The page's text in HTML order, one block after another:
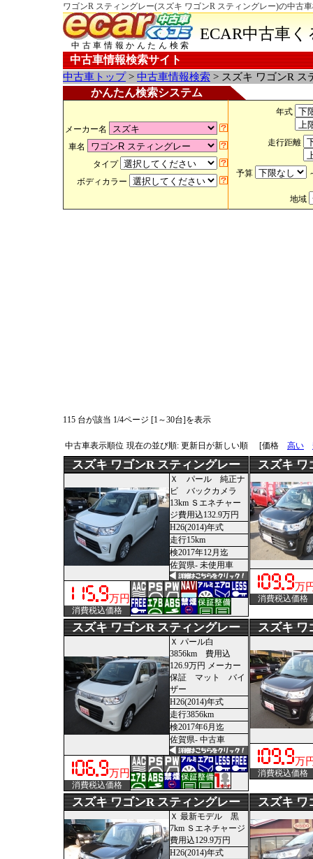
ワゴンR スティングレー(スズキ ワゴンR スティングレー)の中古
中古車情報かんたん検索
ECAR中古車
中古車情報検索サイト
中古車トップ> 中古車情報検索 > スズキ ワゴンR ス
かんたん検索システム
メーカー名
車名
タイプ
ボディカラー
年式
走行距離
予算
地域
115 台が該当 1/4ページ [1～30台]を表示
中古車表示順位 現在の並び順: 更新日が新しい順 [価格 高い
スズキ ワゴンR スティングレー
Ｘ パール 純正ナ
ビ バックカメラ
13km Ｓエネチャー
ジ費用込132.9万円
H26(2014)年式
走行15km
検2017年12月迄
佐賀県- 未使用車
万円
消費税込価格
スズキ ワ
万
消費税込価格
スズキ ワゴンR スティングレー
Ｘ パール白
3856km 費用込
126.9万円 メーカー
保証 マット バイ
ザー
H26(2014)年式
走行3856km
検2017年6月迄
佐賀県- 中古車
万円
消費税込価格
スズキ ワ
万
消費税込価格
スズキ ワゴンR スティングレー
Ｘ 最新モデル 黒
7km Ｓエネチャージ
費用込129.9万円
H26(2014)年式
スズキ ワ